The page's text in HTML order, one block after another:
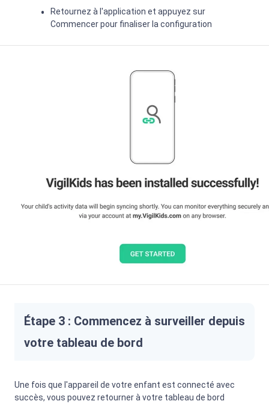
Retournez à l'application et appuyez sur
Commencer pour finaliser la configuration
Étape 3 : Commencez à surveiller depuis
votre tableau de bord
Une fois que l'appareil de votre enfant est connecté avec
succès, vous pouvez retourner à votre tableau de bord